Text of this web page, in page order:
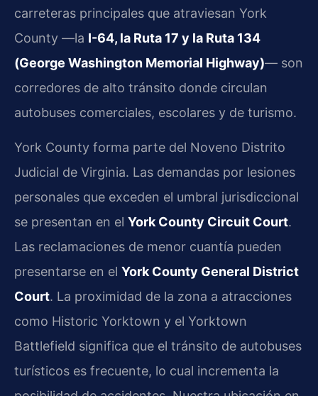
carreteras principales que atraviesan York
County —la I-64, la Ruta 17 y la Ruta 134
(George Washington Memorial Highway)— son
corredores de alto tránsito donde circulan
autobuses comerciales, escolares y de turismo.
York County forma parte del Noveno Distrito
Judicial de Virginia. Las demandas por lesiones
personales que exceden el umbral jurisdiccional
se presentan en el York County Circuit Court.
Las reclamaciones de menor cuantía pueden
presentarse en el York County General District
Court. La proximidad de la zona a atracciones
como Historic Yorktown y el Yorktown
Battlefield significa que el tránsito de autobuses
turísticos es frecuente, lo cual incrementa la